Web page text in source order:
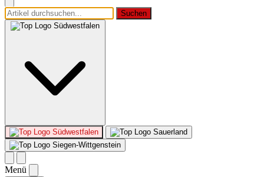
Suchen
Südwestfalen
Südwestfalen
Sauerland
Siegen-Wittgenstein
Menü